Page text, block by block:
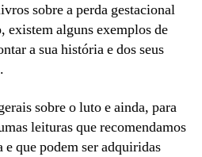
sobre a perda gestacional
existem alguns exemplos de
a sua história e dos seus
sobre o luto e ainda, para
leituras que recomendamos
que podem ser adquiridas